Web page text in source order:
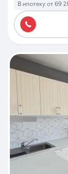
В ипотеку от 69